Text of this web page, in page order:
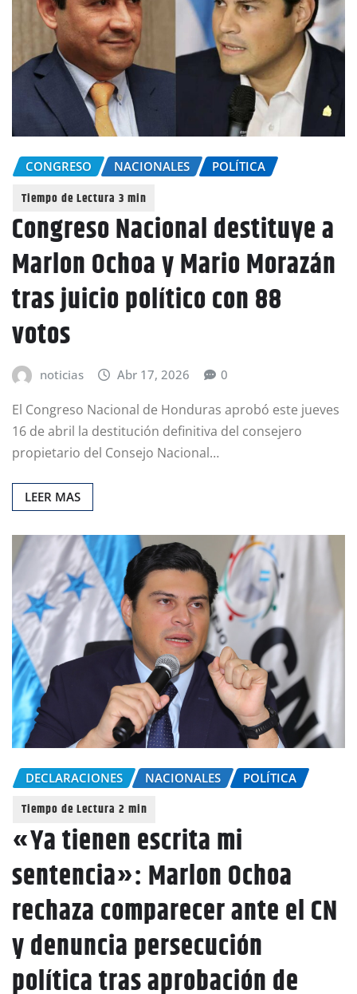
CONGRESO NACIONALES POLÍTICA
Congreso Nacional destituye a
Marlon Ochoa y Mario Morazán
tras juicio político con 88
votos
noticias Abr 17, 2026 0
El Congreso Nacional de Honduras aprobó este jueves
16 de abril la destitución definitiva del consejero
propietario del Consejo Nacional…
LEER MAS
DECLARACIONES NACIONALES POLÍTICA
«Ya tienen escrita mi
sentencia»: Marlon Ochoa
rechaza comparecer ante el CN
y denuncia persecución
política tras aprobación de